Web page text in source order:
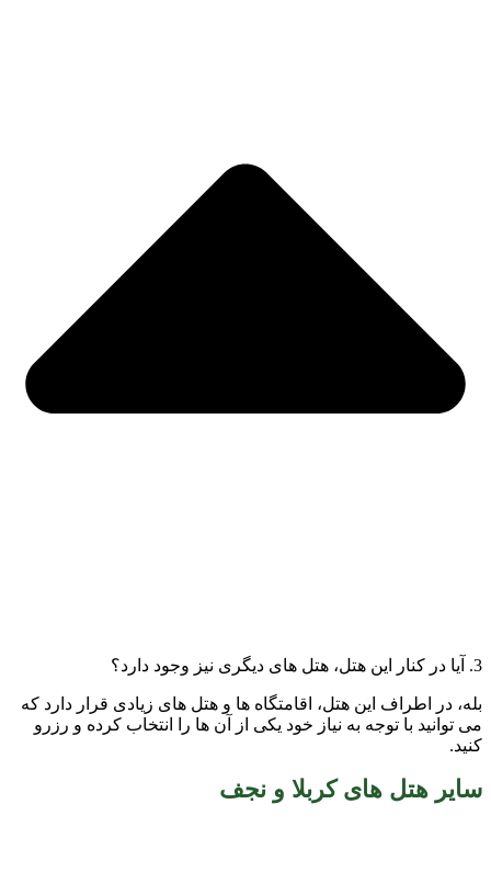
3. آیا در کنار این هتل، هتل های دیگری نیز وجود دارد؟
بله، در اطراف این هتل، اقامتگاه ها و هتل های زیادی قرار دارد که
می توانید با توجه به نیاز خود یکی از آن ها را انتخاب کرده و رزرو
کنید.
سایر هتل های کربلا و نجف